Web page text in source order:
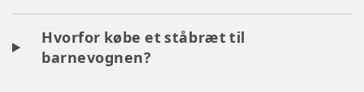
Hvorfor købe et ståbræt til
barnevognen?